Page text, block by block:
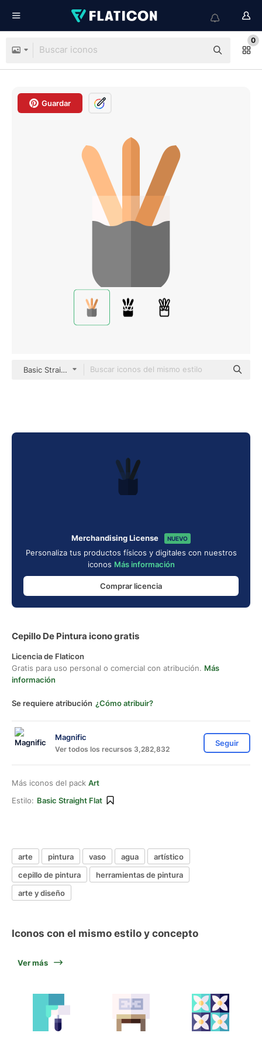
0
Guardar
Basic Straight Flat
Merchandising License NUEVO
Personaliza tus productos físicos y digitales con nuestros
iconos Más información
Comprar licencia
Cepillo De Pintura icono gratis
Licencia de Flaticon
Gratis para uso personal o comercial con atribución. Más
información
Se requiere atribución ¿Cómo atribuir?
Magnific
Ver todos los recursos 3,282,832
Seguir
Más iconos del pack Art
Estilo: Basic Straight Flat
arte pintura vaso agua
artístico
cepillo de pintura
herramientas de pintura
arte y diseño
Iconos con el mismo estilo y concepto
Ver más